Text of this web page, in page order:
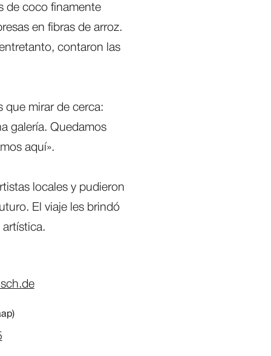
de coco finamente
en fibras de arroz.
contaron las
que mirar de cerca:
galería. Quedamos
aquí».
locales y pudieron
El viaje les brindó